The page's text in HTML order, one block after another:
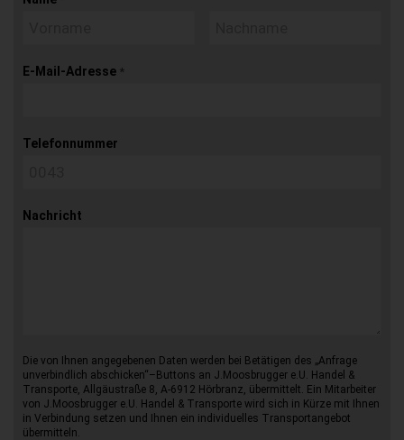
E-Mail-Adresse *
Telefonnummer
Nachricht
Die von Ihnen angegebenen Daten werden bei Betätigen des „Anfrage
unverbindlich abschicken“–Buttons an J.Moosbrugger e.U. Handel &
Transporte, Allgäustraße 8, A-6912 Hörbranz, übermittelt. Ein Mitarbeiter
von J.Moosbrugger e.U. Handel & Transporte wird sich in Kürze mit Ihnen
in Verbindung setzen und Ihnen ein individuelles Transportangebot
übermitteln.